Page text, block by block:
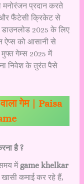
प्रदान करते
फैंटेसी क्रिकेट से
2025 के लिए
को आसानी से
गेम्स 2025 में
निवेश के तुरंत पैसे
गेम | Paisa
है ?
में game khelkar
कमाई कर रहे हैं,